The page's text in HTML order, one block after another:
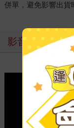
併單，避免影響出貨
影音介紹